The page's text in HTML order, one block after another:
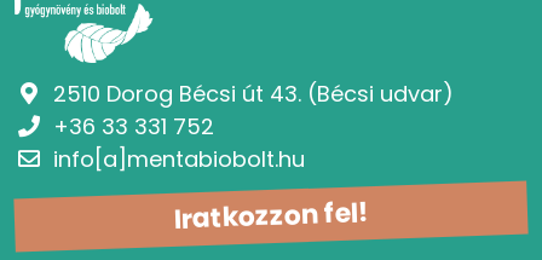
Iratkozzon fel!
2510 Dorog Bécsi út 43. (Bécsi udvar)
+36 33 331 752
info[a]mentabiobolt.hu